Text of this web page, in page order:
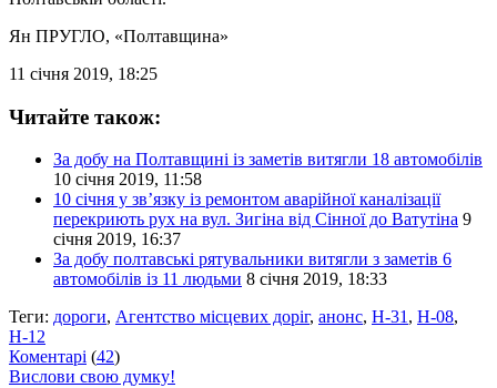
Ян ПРУГЛО, «Полтавщина»
11 січня 2019, 18:25
Читайте також:
За добу на Полтавщині із заметів витягли 18 автомобілів
10 січня 2019, 11:58
10 січня у зв’язку із ремонтом аварійної каналізації
перекриють рух на вул. Зигіна від Сінної до Ватутіна 9
січня 2019, 16:37
За добу полтавські рятувальники витягли з заметів 6
автомобілів із 11 людьми 8 січня 2019, 18:33
Теги: дороги, Агентство місцевих доріг, анонс, Н-31 , Н-08,
Н-12
Коментарі (42)
Вислови свою думку!